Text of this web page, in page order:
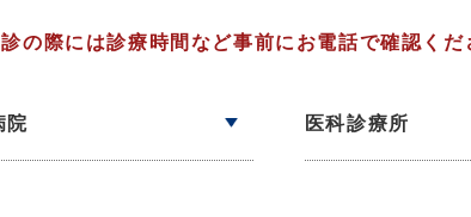
の際には診療時間など事前にお電話で確認くだ
院 医科診療所